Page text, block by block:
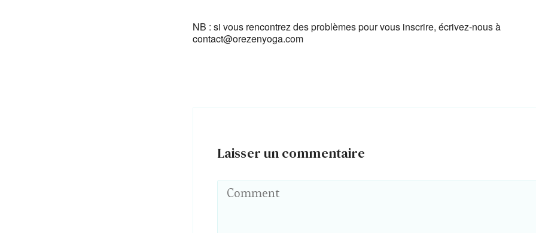
NB : si vous rencontrez des problèmes pour vous inscrire, écrivez-nous à
contact@orezenyoga.com
Laisser un commentaire